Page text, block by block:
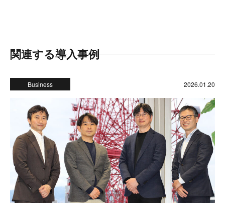
関連する導入事例
Business 2026.01.20